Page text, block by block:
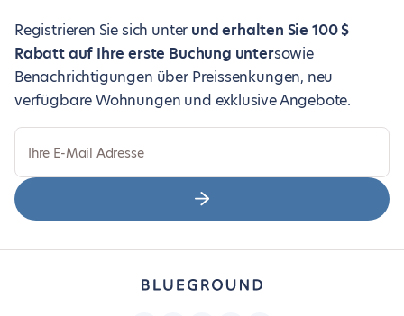
Registrieren Sie sich unter und erhalten Sie 100 $
Rabatt auf Ihre erste Buchung untersowie
Benachrichtigungen über Preissenkungen, neu
verfügbare Wohnungen und exklusive Angebote.
Ihre E-Mail Adresse